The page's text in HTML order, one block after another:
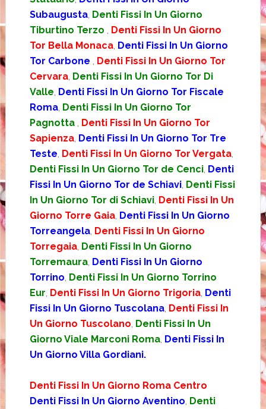
Subaugusta, Denti Fissi In Un Giorno
Tiburtino Terzo
Denti Fissi In Un Giorno
Tor Bella Monaca, Denti Fissi In Un Giorno
Tor Carbone
Denti Fissi In Un Giorno Tor
Cervara, Denti Fissi In Un Giorno Tor Di
Valle Denti Fissi In Un Giorno Tor Fiscale
Roma, Denti Fissi In Un Giorno Tor
Pagnotta
Denti Fissi In Un Giorno Tor
Sapienza, Denti Fissi In Un Giorno Tor Tre
Teste Denti Fissi In Un Giorno Tor Vergata,
Denti Fissi In Un Giorno Tor de Cenci, Denti
Fissi In Un Giorno Tor de Schiavi, Denti Fissi
In Un Giorno Tor di Schiavi, Denti Fissi In Un
Giorno Torre Gaia, Denti Fissi In Un Giorno
Torreangela, Denti Fissi In Un Giorno
Torregaia, Denti Fissi In Un Giorno
Torremaura, Denti Fissi In Un Giorno
Torrino Denti Fissi In Un Giorno Torrino
Eur Denti Fissi In Un Giorno Trigoria, Denti
Fissi In Un Giorno Tuscolana, Denti Fissi In
Un Giorno Tuscolano Denti Fissi In Un
Giorno Viale Marconi Roma, Denti Fissi In
Un Giorno Villa Gordiani.
Denti Fissi In Un Giorno Roma Centro
Denti Fissi In Un Giorno Aventino Denti